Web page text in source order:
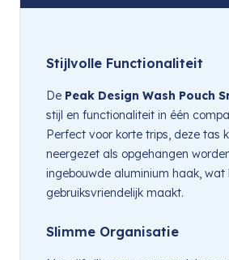
Stijlvolle Functionaliteit
De Peak Design Wash Pouch
stijl en functionaliteit in één
Perfect voor korte trips, deze tas
neergezet als opgehangen
ingebouwde aluminium haak, wat
gebruiksvriendelijk maakt.
Slimme Organisatie